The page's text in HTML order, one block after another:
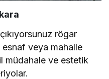
rögar
veya mahalle
müdahale ve estetik